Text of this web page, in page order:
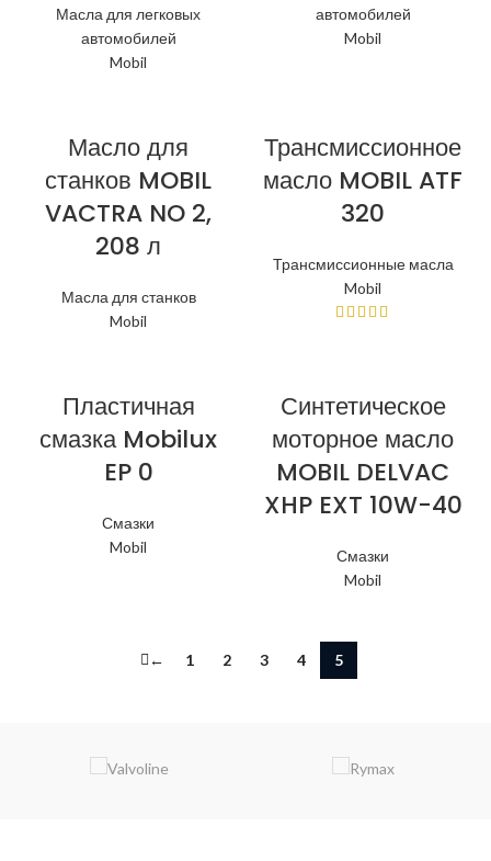
Масла для легковых
автомобилей
Mobil
автомобилей
Mobil
Масло для
станков MOBIL
VACTRA NO 2,
208 л
Масла для станков
Mobil
Трансмиссионное
масло MOBIL ATF
320
Трансмиссионные масла
Mobil
Пластичная
смазка Mobilux
EP 0
Смазки
Mobil
Синтетическое
моторное масло
MOBIL DELVAC
XHP EXT 10W-40
Смазки
Mobil
← 1 2 3 4 5